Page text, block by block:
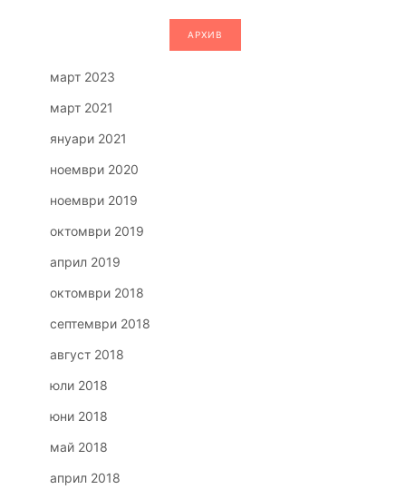
АРХИВ
март 2023
март 2021
януари 2021
ноември 2020
ноември 2019
октомври 2019
април 2019
октомври 2018
септември 2018
август 2018
юли 2018
юни 2018
май 2018
април 2018